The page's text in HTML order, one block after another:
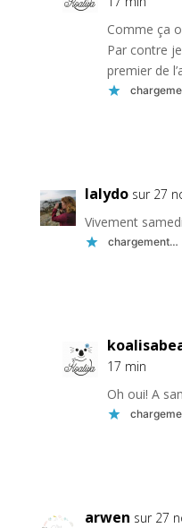
Comme ça
Par contre
premier de
lalydo sur 27
Vivement
chargement…
17 min
Oh oui! A
arwen sur 27